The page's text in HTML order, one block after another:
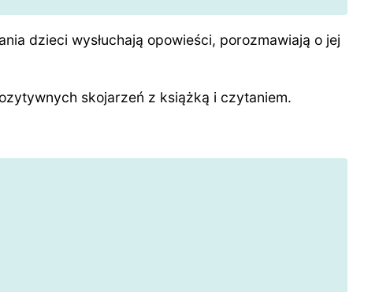
dzieci wysłuchają opowieści, porozmawiają o jej
skojarzeń z książką i czytaniem.